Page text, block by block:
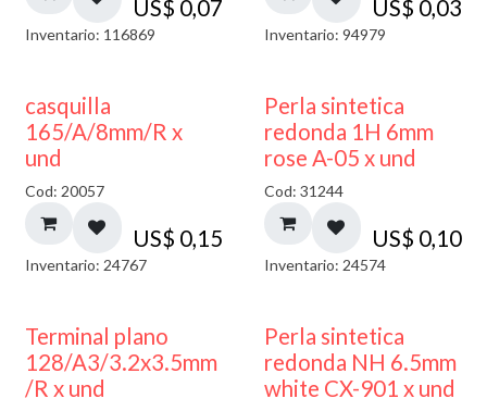
US$ 0,07
Inventario: 116869
US$ 0,03
Inventario: 94979
casquilla
165/A/8mm/R x
und
Cod: 20057
US$ 0,15
Inventario: 24767
Perla sintetica
redonda 1H 6mm
rose A-05 x und
Cod: 31244
US$ 0,10
Inventario: 24574
Terminal plano
128/A3/3.2x3.5mm
/R x und
Perla sintetica
redonda NH 6.5mm
white CX-901 x und